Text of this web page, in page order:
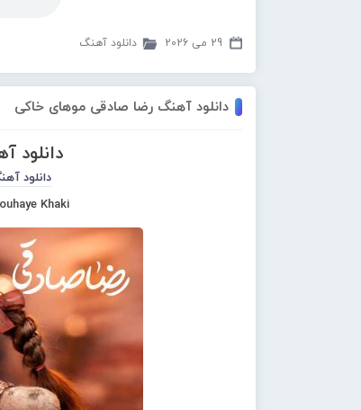
29 می 2026 دانلود آهنگ
دانلود آهنگ رضا صادقی موهای خاکی
دانلود
دانلود
Khaki